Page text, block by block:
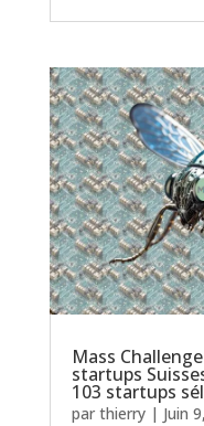
Mass
startups
103 startups
par thierry| Juin